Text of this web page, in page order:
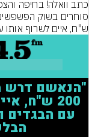
ש"ח, איים לשרוף אותו